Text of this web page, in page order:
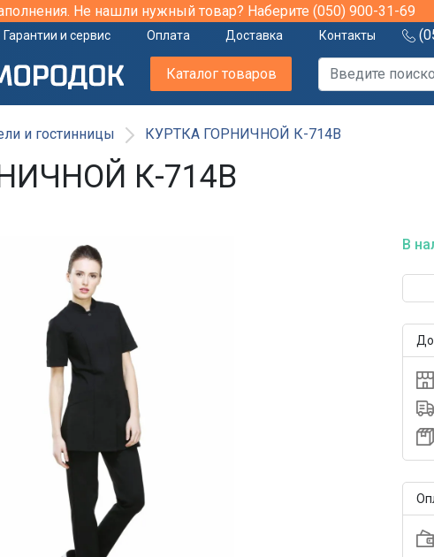
Не нашли нужный товар? Наберите (050) 900-31-69
Гарантии и сервис Оплата Доставка Контакты
Каталог товаров
и гостинницы КУРТКА ГОРНИЧНОЙ К-714В
К-714В
В